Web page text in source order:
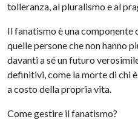
tolleranza, al pluralismo e al
Il fanatismo è una componente
quelle persone che non hanno
davanti a sé un futuro
definitivi, come la morte di chi
a costo della propria vita.
Come gestire il fanatismo?